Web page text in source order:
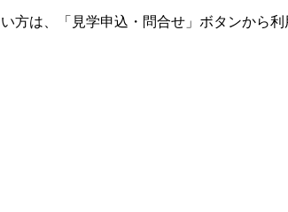
は、「見学申込・問合せ」ボタンから利